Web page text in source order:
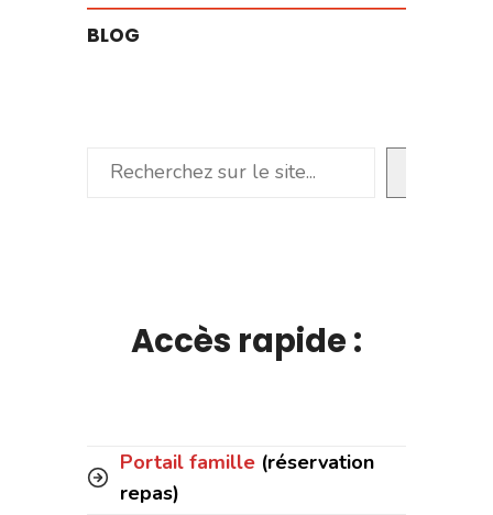
BLOG
Rechercher
Accès rapide :
Portail famille (réservation
repas)